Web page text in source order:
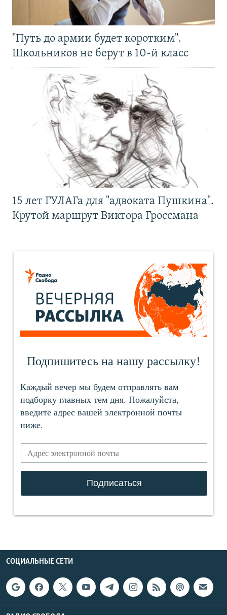
"Путь до армии будет коротким".
Школьников не берут в 10-й класс
15 лет ГУЛАГа для "адвоката Пушкина".
Крутой маршрут Виктора Гроссмана
СОЦИАЛЬНЫЕ СЕТИ